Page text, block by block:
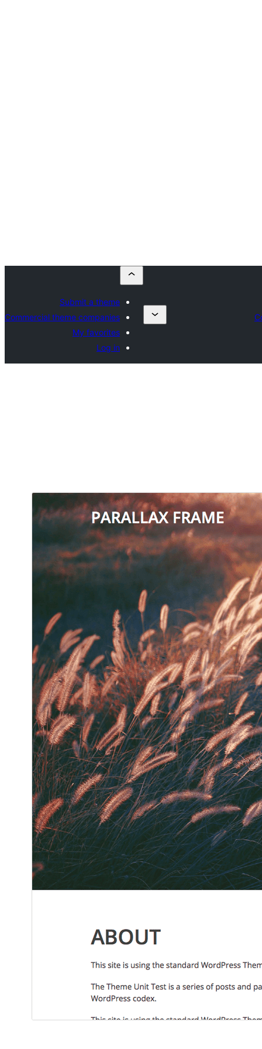
Submit a theme
Commercial theme companies
My favorites
Log in
معاينةتنزيل
النسخة
1.7.2
Last updated
17 يونيو، 2026
Active installations
300+
WordPress version
5.9
PHP version
5.6
Theme homepage